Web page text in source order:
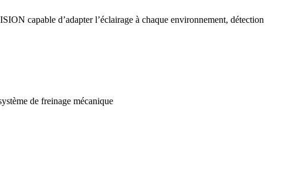
capable d’adapter l’éclairage à chaque environnement, détection
de freinage mécanique